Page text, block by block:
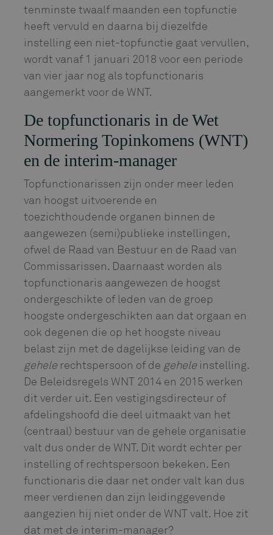
tenminste twaalf maanden een topfunctie
heeft vervuld en daarna bij diezelfde
instelling een niet-topfunctie gaat vervullen,
wordt vanaf 1 januari 2018 voor een periode
van vier jaar nog als topfunctionaris
aangemerkt voor de WNT.
De topfunctionaris in de Wet
Normering Topinkomens (WNT)
en de interim-manager
Topfunctionarissen zijn onder meer leden
van hoogst uitvoerende en
toezichthoudende organen binnen de
aangewezen (semi)publieke instellingen,
ofwel de Raad van Bestuur en de Raad van
Commissarissen. Daarnaast worden als
topfunctionaris aangewezen de hoogst
ondergeschikte of leden van de groep
hoogste ondergeschikten aan dat orgaan en
ook degenen die op het hoogste niveau
belast zijn met de dagelijkse leiding van de
gehele rechtspersoon of de gehele instelling.
De Beleidsregels WNT 2014 en 2015 werken
dit verder uit. Een vestigingsdirecteur of
afdelingshoofd die deel uitmaakt van het
(centraal) bestuur van de gehele organisatie
valt dus onder de WNT. Dit wordt echter per
instelling of rechtspersoon bekeken. Een
functionaris die daar net onder valt kan dus
meer verdienen dan zijn leidinggevende
aangezien hij niet onder de WNT valt. Hoe zit
dat met de interim-manager?